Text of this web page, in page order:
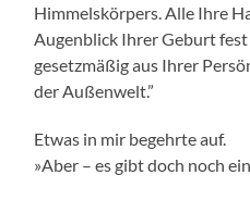
Himmelskörpers. Alle Ihre
Augenblick Ihrer Geburt fest
gesetzmäßig aus Ihrer
der Außenwelt.”
Etwas in mir begehrte auf.
»Aber – es gibt doch noch